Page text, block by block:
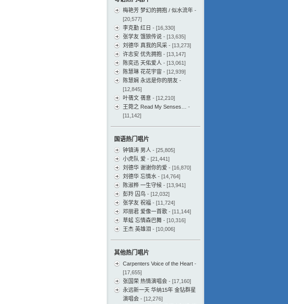
梅艳芳 梦幻的拥抱 / 似水流年 -
[20,577]
李克勤 红日 - [16,330]
张学友 饿狼传说 - [13,635]
刘德华 真我的风采 - [13,273]
许志安 优先拥抱 - [13,147]
陈奕迅 天佑爱人 - [13,061]
陈慧琳 花花宇宙 - [12,939]
陈慧娴 永远是你的朋友 -
[12,845]
叶蒨文 蒨意 - [12,210]
王菀之 Read My Senses…
-
[11,142]
国语热门唱片
钟镇涛 男人 - [25,805]
小虎队 爱 - [21,441]
刘德华 谢谢你的爱 - [16,870]
刘德华 忘情水 - [14,764]
陈淑桦 一生守候 - [13,941]
彭羚 囚鸟 - [12,032]
张学友 祝福 - [11,724]
邓丽君 爱像一首歌 - [11,144]
草蜢 忘情森巴舞 - [10,316]
王杰 英雄泪 - [10,006]
其他热门唱片
Carpenters Voice of the Heart -
[17,655]
张国荣 热情演唱会 - [17,160]
永远新一天 华纳15年 金钻群星
演唱会 - [12,276]